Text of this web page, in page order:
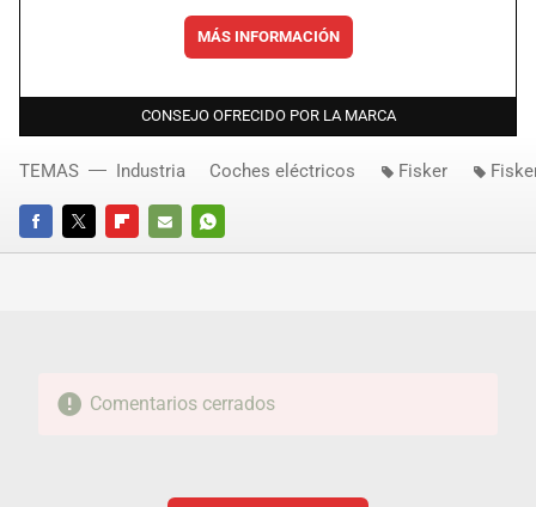
MÁS INFORMACIÓN
CONSEJO OFRECIDO POR LA MARCA
FACEBOOKTWITTERFLIPBOARD
E-
WHATSAPP
TEMAS Industria Coches eléctricos Fisker
Comentarios cerrados